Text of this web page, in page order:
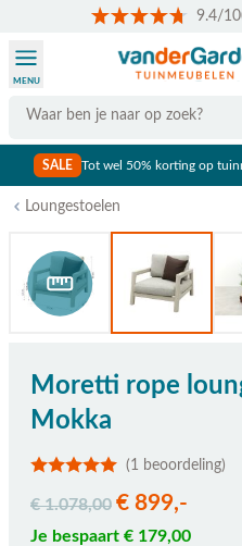
9.4/10
Search
MENU
SALE Tot wel 50% korting op
Loungestoelen
Moretti rope
Mokka
(1 beoordeling)
€ 1.078,00 € 899,-
Je bespaart € 179,00